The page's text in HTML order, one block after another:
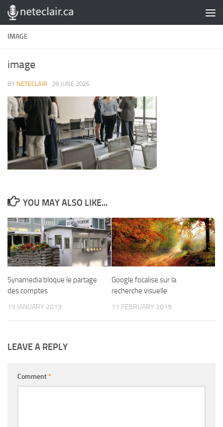
Skip to content
IMAGE
image
BY NETECLAIR · 28 JUNE 2026
YOU MAY ALSO LIKE...
Synamedia bloque le partage
des comptes
19 JANUARY 2019
Google focalise sur la
recherche visuelle
11 FEBRUARY 2019
LEAVE A REPLY
Comment*